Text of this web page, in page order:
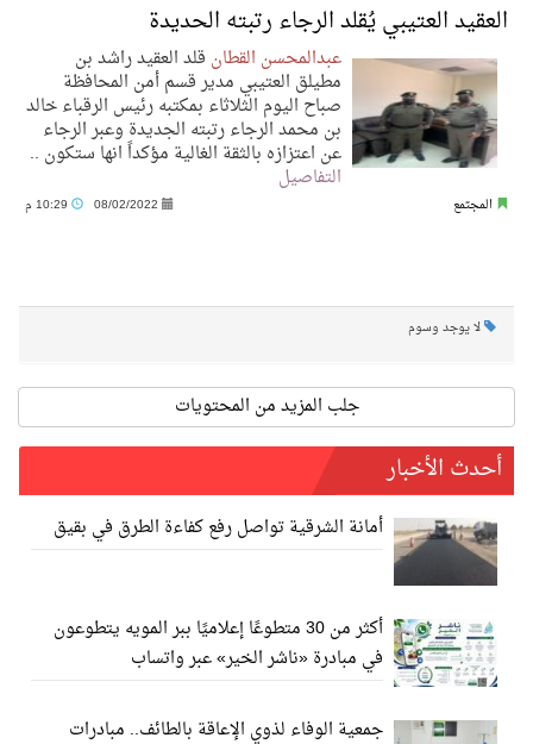
العقيد العتيبي يُقلد الرجاء رتبته الحديدة
عبدالمحسن القطان قلد العقيد راشد بن
مطيلق العتيبي مدير قسم أمن المحافظة
صباح اليوم الثلاثاء بمكتبه رئيس الرقباء خالد
بن محمد الرجاء رتبته الجديدة وعبر الرجاء
عن اعتزازه بالثقة الغالية مؤكداً انها ستكون ..
التفاصيل
المجتمع 08/02/2022
لا يوجد وسوم
جلب المزيد من المحتويات
أحدث الأخبار
أمانة الشرقية تواصل رفع كفاءة الطرق في بقيق
أكثر من 30 متطوعًا إعلاميًا ببر المويه يتطوعون
في مبادرة «ناشر الخير» عبر واتساب
جمعية الوفاء لذوي الإعاقة بالطائف.. مبادرات